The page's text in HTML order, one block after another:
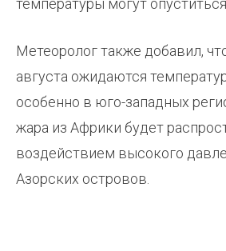
Метеоролог также добавил,
августа ожидаются
особенно в юго-западных
жара из Африки будет
воздействием высокого
Азорских островов.